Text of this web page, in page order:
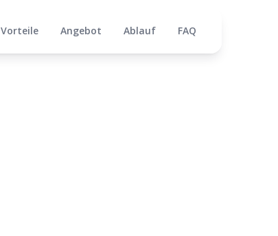
Vorteile Angebot Ablauf FAQ